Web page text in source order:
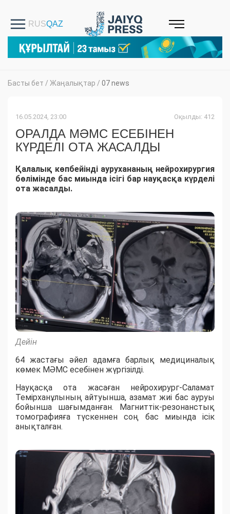
Басты бет / Жаңалықтар / 07 news
16.05.2024, 23:00 Оқылды: 412
ОРАЛДА МӘМС ЕСЕБІНЕН
КҮРДЕЛІ ОТА ЖАСАЛДЫ
Қалалық көпбейінді аурухананың нейрохирургия
бөлімінде бас миында ісігі бар науқасқа күрделі
ота жасалды.
Дейін
64 жастағы әйел адамға барлық медициналық
көмек МӘМС есебінен жүргізілді.
Науқасқа ота жасаған нейрохирург-Саламат
Темірханұлының айтуынша, азамат жиі бас ауруы
бойынша шағымданған. Магниттік-резонанстық
томографияға түскеннен соң бас миында ісік
анықталған.